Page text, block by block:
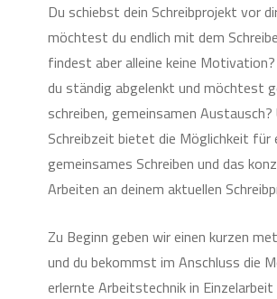
Du schiebst dein Schreibprojekt vor
möchtest du endlich mit dem
findest aber alleine keine
du ständig abgelenkt und möchtest
schreiben, gemeinsamen Austausch?
Schreibzeit bietet die Möglichkeit für
gemeinsames Schreiben und das
Arbeiten an deinem aktuellen
Zu Beginn geben wir einen kurzen
und du bekommst im Anschluss die
erlernte Arbeitstechnik in